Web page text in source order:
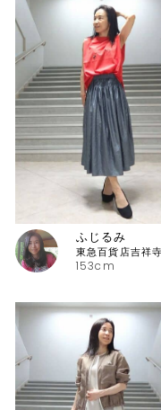
153cm
ふじるみ